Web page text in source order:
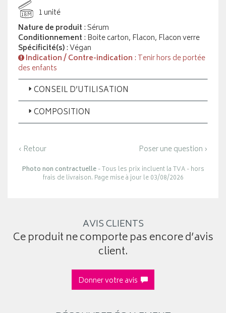
18M
1 unité
Nature de produit : Sérum
Conditionnement : Boite carton, Flacon, Flacon verre
Spécificité(s): Végan
Indication / Contre-indication : Tenir hors de portée
des enfants
CONSEIL D’UTILISATION
COMPOSITION
‹ Retour Poser une question ›
Photo non contractuelle- Tous les prix incluent la TVA - hors
frais de livraison. Page mise à jour le 03/08/2026
AVIS CLIENTS
Ce produit ne comporte pas encore d’avis
client.
Donner votre avis